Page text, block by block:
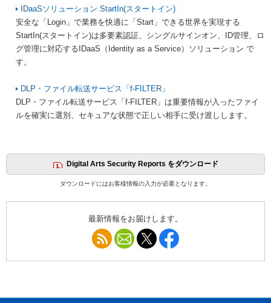
IDaaSソリューション StartIn(スタートイン)
安全な「Login」で業務を快適に「Start」できる世界を実現する
StartIn(スタートイン)は多要素認証、シングルサインオン、ID管理、ロ
グ管理に対応するIDaaS（Identity as a Service）ソリューション で
す。
DLP・ファイル転送サービス「f-FILTER」
DLP・ファイル転送サービス「f-FILTER」は重要情報が入ったファイ
ルを確実に選別、セキュアな状態で正しい相手に受け渡しします。
Digital Arts Security Reports をダウンロード
ダウンロードにはお客様情報の入力が必要となります。
最新情報をお届けします。
RSS
メールマガジン
Follow @DA_IDL